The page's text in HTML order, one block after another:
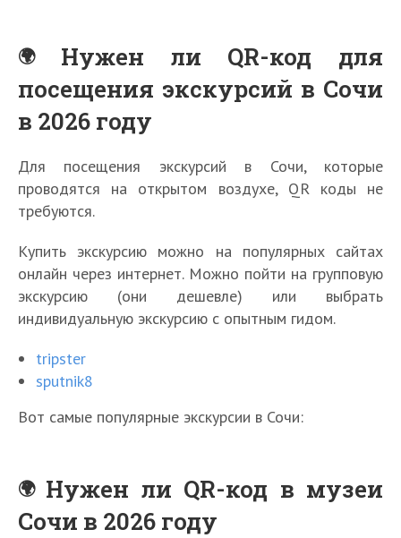
Нужен ли QR-код для
посещения экскурсий в Сочи
в 2026 году
Для посещения экскурсий в Сочи, которые
проводятся на открытом воздухе, QR коды не
требуются.
Купить экскурсию можно на популярных сайтах
онлайн через интернет. Можно пойти на групповую
экскурсию (они дешевле) или выбрать
индивидуальную экскурсию с опытным гидом.
tripster
sputnik8
Вот самые популярные экскурсии в Сочи:
Нужен ли QR-код в музеи
Сочи в 2026 году